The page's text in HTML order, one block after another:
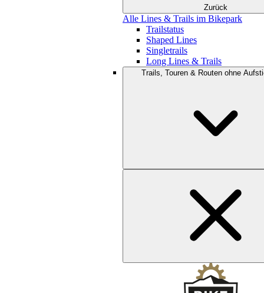
Zurück
Alle Lines & Trails im Bikepark
Trailstatus
Shaped Lines
Singletrails
Long Lines & Trails
Trails, Touren & Routen ohne